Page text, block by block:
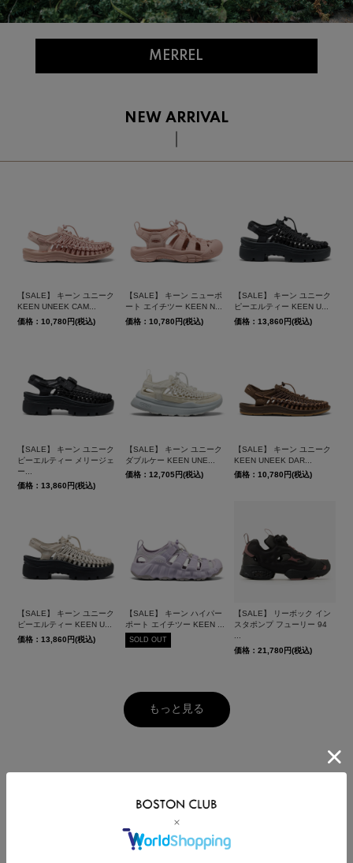
MERREL
NEW ARRIVAL
【SALE】 キーン ユニーク
KEEN UNEEK CAM...
価格：10,780円(税込)
【SALE】 キーン ニューポ
ート エイチツー KEEN N...
価格：10,780円(税込)
【SALE】 キーン ユニーク
ピーエルティー KEEN U...
価格：13,860円(税込)
【SALE】 キーン ユニーク
ピーエルティー メリージェ
ー...
価格：13,860円(税込)
【SALE】 キーン ユニーク
ダブルケー KEEN UNE...
価格：12,705円(税込)
【SALE】 キーン ユニーク
KEEN UNEEK DAR...
価格：10,780円(税込)
【SALE】 キーン ユニーク
ピーエルティー KEEN U...
価格：13,860円(税込)
【SALE】 キーン ハイパー
ポート エイチツー KEEN ...
SOLD OUT
【SALE】 リーボック イン
スタポンプ フューリー 94
...
価格：21,780円(税込)
もっと見る
PICK UP